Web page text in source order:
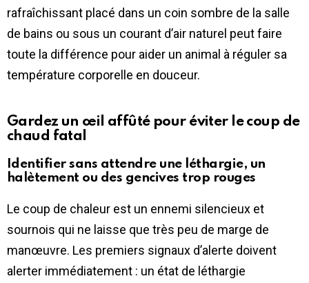
rafraîchissant placé dans un coin sombre de la salle
de bains ou sous un courant d’air naturel peut faire
toute la différence pour aider un animal à réguler sa
température corporelle en douceur.
Gardez un œil affûté pour éviter le coup de
chaud fatal
Identifier sans attendre une léthargie, un
halètement ou des gencives trop rouges
Le coup de chaleur est un ennemi silencieux et
sournois qui ne laisse que très peu de marge de
manœuvre. Les premiers signaux d’alerte doivent
alerter immédiatement : un état de léthargie